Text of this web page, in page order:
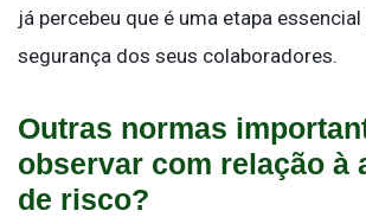
já percebeu que é uma etapa essencial
segurança dos seus colaboradores.
Outras normas
observar com relação à
de risco?